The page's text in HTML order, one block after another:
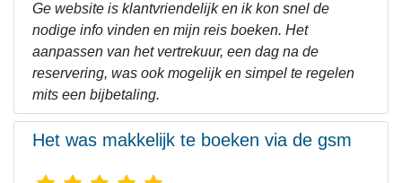
Ge website is klantvriendelijk en ik kon snel de
nodige info vinden en mijn reis boeken. Het
aanpassen van het vertrekuur, een dag na de
reservering, was ook mogelijk en simpel te regelen
mits een bijbetaling.
Het was makkelijk te boeken via de gsm